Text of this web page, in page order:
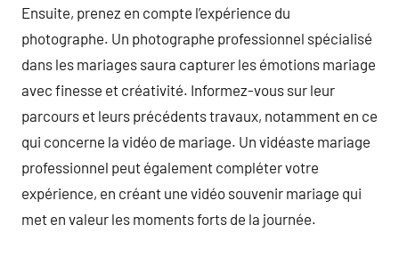
Ensuite, prenez en compte l’expérience du
photographe. Un photographe professionnel spécialisé
dans les mariages saura capturer les émotions mariage
avec finesse et créativité. Informez-vous sur leur
parcours et leurs précédents travaux, notamment en ce
qui concerne la vidéo de mariage. Un vidéaste mariage
professionnel peut également compléter votre
expérience, en créant une vidéo souvenir mariage qui
met en valeur les moments forts de la journée.